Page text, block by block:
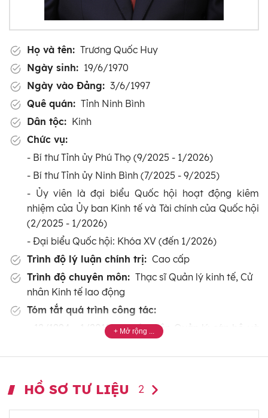
Họ và tên: Trương Quốc Huy
Ngày sinh: 19/6/1970
Ngày vào Đảng: 3/6/1997
Quê quán: Tỉnh Ninh Bình
Dân tộc: Kinh
Chức vụ:
- Bí thư Tỉnh ủy Phú Thọ (9/2025 - 1/2026)
- Bí thư Tỉnh ủy Ninh Bình (7/2025 - 9/2025)
- Ủy viên là đại biểu Quốc hội hoạt động kiêm
nhiệm của Ủy ban Kinh tế và Tài chính của Quốc hội
(2/2025 - 1/2026)
- Đại biểu Quốc hội: Khóa XV (đến 1/2026)
Trình độ lý luận chính trị: Cao cấp
Trình độ chuyên môn: Thạc sĩ Quản lý kinh tế, Cử
nhân Kinh tế lao động
Tóm tắt quá trình công tác:
- 12/1994 - 1/2011: Chuyên viên Quản lý cán bộ và
Sơn (sau là Công ty xi măng Bút Sơn); Phó Trưởng
chức Lao động (từ 1/2008).
HỒ SƠ TƯ LIỆU 2